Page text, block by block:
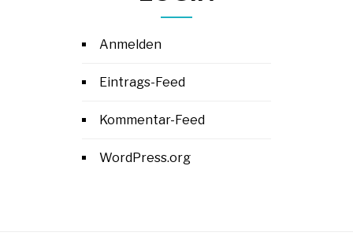
Anmelden
Eintrags-Feed
Kommentar-Feed
WordPress.org